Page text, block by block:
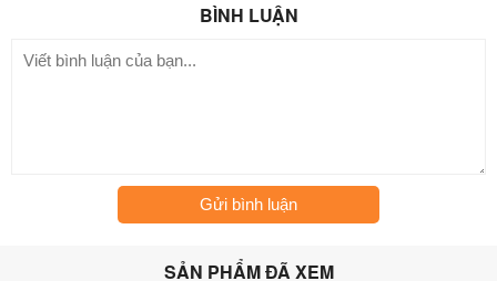
BÌNH LUẬN
Gửi bình luận
SẢN PHẨM ĐÃ XEM